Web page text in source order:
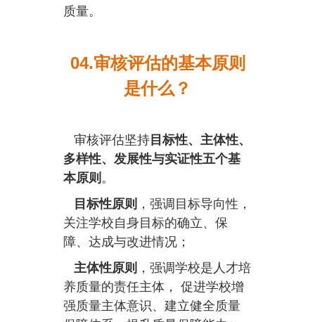
质量。
04.审核评估的基本原则
是什么？
审核评估坚持 目标性、主体性、
多样性、发展性与实证性五个基
本原则 。
目标性原则 ，强调目标导向性，
关注学校自身目标的确立、保
障、达成与改进情况；
主体性原则 ，强调学校是人才培
养质量的责任主体， 促进学校增
强质量主体意识、建立健全质量